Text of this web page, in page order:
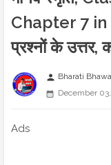
Chapter 7 in
प्रश्नों के उत्तर,
person Bharati
December
Ads